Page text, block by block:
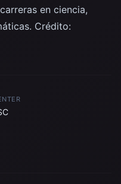
en ciencia,
Crédito: